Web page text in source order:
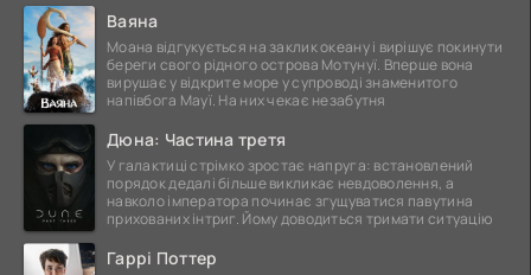
Ваяна
Моана відгукується на заклик океану і вирішує покинути
береги свого рідного острова Мотунуї. Вперше вона
вирушає у відкрите море у супроводі знаменитого
напівбога Мауї. На них чекає незабутня
Дюна: Частина третя
У галактиці стрімко зростає напруга: встановлений
порядок дедалі більше викликає невдоволення, а
навколо імператора починає згущуватися павутина
прихованих інтриг. Йому доводиться тримати ситуацію
Гаррі Поттер